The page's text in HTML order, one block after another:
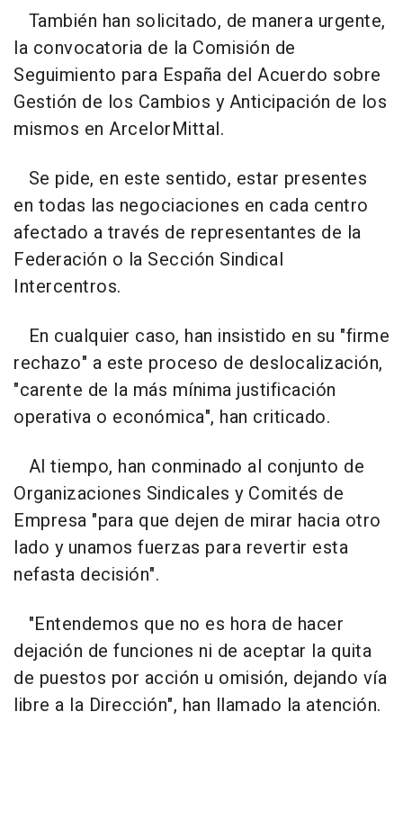
También han solicitado, de manera urgente,
la convocatoria de la Comisión de
Seguimiento para España del Acuerdo sobre
Gestión de los Cambios y Anticipación de los
mismos en ArcelorMittal.
Se pide, en este sentido, estar presentes
en todas las negociaciones en cada centro
afectado a través de representantes de la
Federación o la Sección Sindical
Intercentros.
En cualquier caso, han insistido en su "firme
rechazo" a este proceso de deslocalización,
"carente de la más mínima justificación
operativa o económica", han criticado.
Al tiempo, han conminado al conjunto de
Organizaciones Sindicales y Comités de
Empresa "para que dejen de mirar hacia otro
lado y unamos fuerzas para revertir esta
nefasta decisión".
"Entendemos que no es hora de hacer
dejación de funciones ni de aceptar la quita
de puestos por acción u omisión, dejando vía
libre a la Dirección", han llamado la atención.